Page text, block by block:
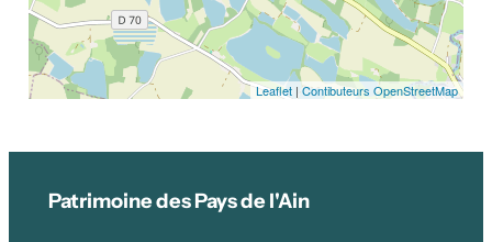
Leaflet |Contibuteurs OpenStreetMap
Patrimoine des Pays de l'Ain